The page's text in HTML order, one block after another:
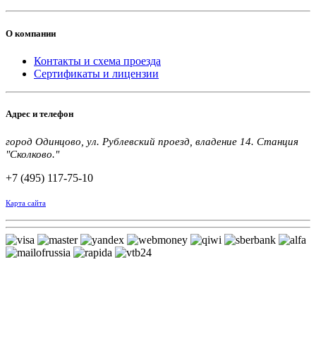
О компании
Контакты и схема проезда
Сертификаты и лицензии
Адрес и телефон
город Одинцово, ул. Рублевский проезд, владение 14. Станция
"Сколково."
+7 (495) 117-75-10
Карта сайта